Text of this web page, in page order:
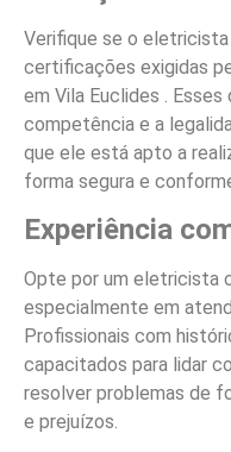
Verifique se o
certificações exigidas
em Vila Euclides .
competência e a
que ele está apto a
forma segura e
Experiência
Opte por um eletricista
especialmente em
Profissionais com
capacitados para lidar
resolver problemas de
e prejuízos.